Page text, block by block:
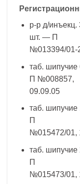
р-р д/
шт. — П
№013394/01-
таб.
П №008857,
09.09.05
таб.
П
№015472/01,
таб.
П
№015473/01,